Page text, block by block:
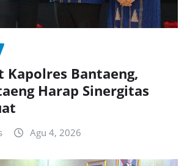
Kapolres Bantaeng,
Harap Sinergitas
Agu 4, 2026